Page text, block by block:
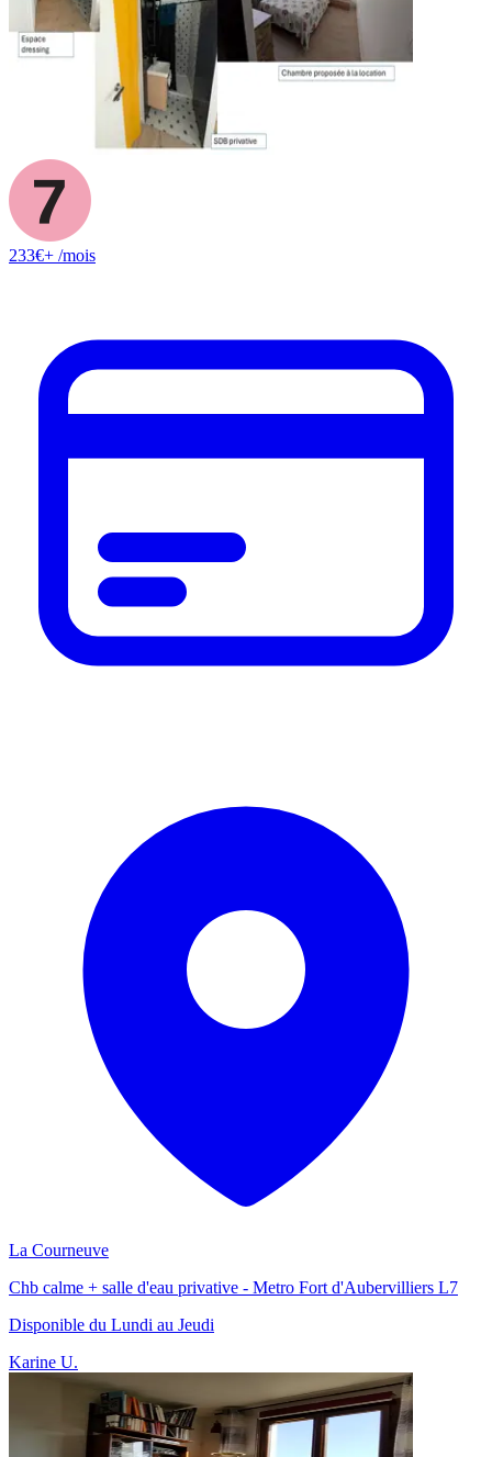
233€+ /mois
La Courneuve
Chb calme + salle d'eau privative - Metro Fort d'Aubervilliers L7
Disponible du Lundi au Jeudi
Karine U.